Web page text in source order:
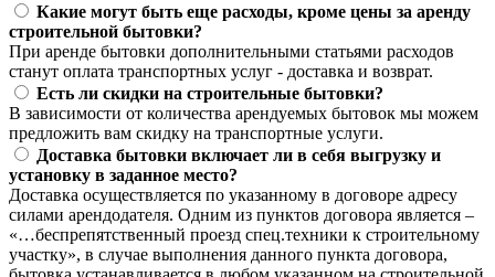
Какие могут быть еще расходы, кроме цены за аренду
строительной бытовки?
При аренде бытовки дополнительными статьями расходов
станут оплата транспортных услуг - доставка и возврат.
Есть ли скидки на строительные бытовки?
В зависимости от количества арендуемых бытовок мы можем
предложить вам скидку на транспортные услуги.
Доставка бытовки включает ли в себя выгрузку и
установку в заданное место?
Доставка осуществляется по указанному в договоре адресу
силами арендодателя. Одним из пунктов договора является –
«…беспрепятственный проезд спец.техники к строительному
участку», в случае выполнения данного пункта договора,